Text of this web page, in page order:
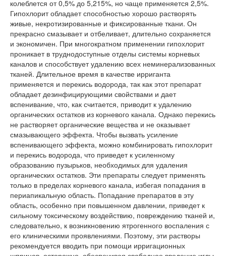
колеблется от 0,5% до 5,215%, но чаще применяется 2,5%.
Гипохлорит обладает способностью хорошо растворять
живые, некротизированные и фиксированные ткани. Он
прекрасно смазывает и отбеливает, длительно сохраняется
и экономичен. При многократном применении гипохлорит
проникает в труднодоступные отделы системы корневых
каналов и способствует удалению всех неминерализованных
тканей. Длительное время в качестве ирриганта
применяется и перекись водорода, так как этот препарат
обладает дезинфицирующими свойствами и дает
вспенивание, что, как считается, приводит к удалению
органических остатков из корневого канала. Однако перекись
не растворяет органические вещества и не оказывает
смазывающего эффекта. Чтобы вызвать усиление
вспенивающего эффекта, можно комбинировать гипохлорит
и перекись водорода, что приведет к усиленному
образованию пузырьков, необходимых для удаления
органических остатков. Эти препараты следует применять
только в пределах корневого канала, избегая попадания в
периапикальную область. Попадание препаратов в эту
область, особенно при повышенном давлении, приведет к
сильному токсическому воздействию, повреждению тканей и,
следовательно, к возникновению ятрогенного воспаления с
его клиническими проявлениями. Поэтому, эти растворы
рекомендуется вводить при помощи ирригационных